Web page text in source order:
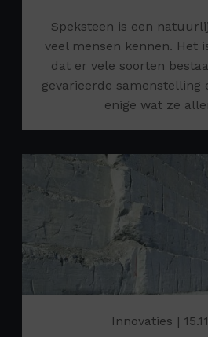
Speksteen is een
veel mensen kennen. Het
dat er vele soorten
gevarieerde
enige wat ze
Innovaties |